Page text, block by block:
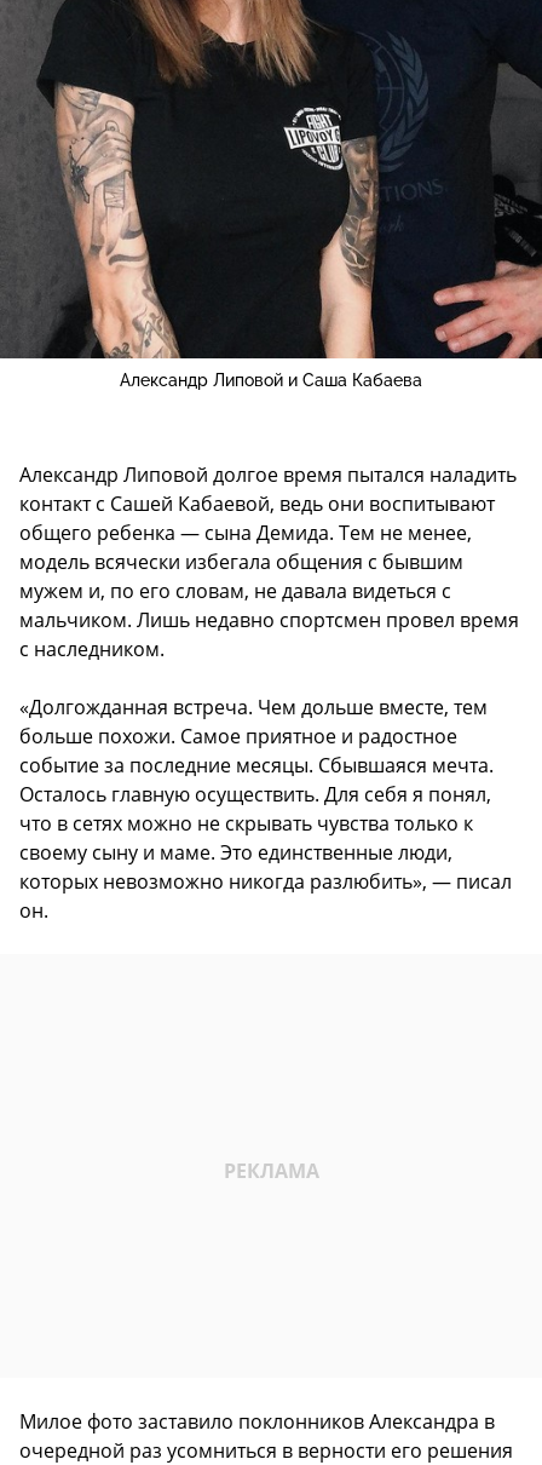
Александр Липовой и Саша Кабаева
Александр Липовой долгое время пытался наладить
контакт с Сашей Кабаевой, ведь они воспитывают
общего ребенка — сына Демида. Тем не менее,
модель всячески избегала общения с бывшим
мужем и, по его словам, не давала видеться с
мальчиком. Лишь недавно спортсмен провел время
с наследником.
«Долгожданная встреча. Чем дольше вместе, тем
больше похожи. Самое приятное и радостное
событие за последние месяцы. Сбывшаяся мечта.
Осталось главную осуществить. Для себя я понял,
что в сетях можно не скрывать чувства только к
своему сыну и маме. Это единственные люди,
которых невозможно никогда разлюбить», — писал
он.
Милое фото заставило поклонников Александра в
очередной раз усомниться в верности его решения